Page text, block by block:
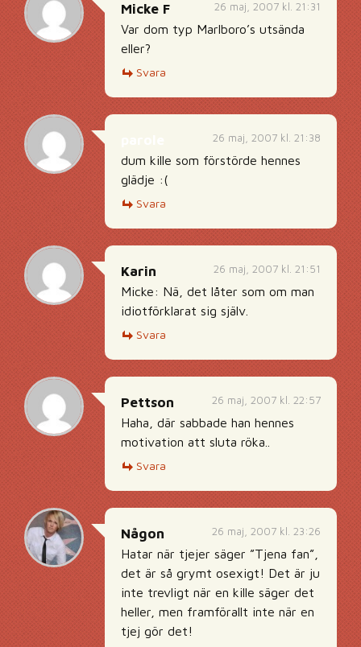
26 maj, 2007 kl. 21:31
Micke F
Var dom typ Marlboro’s utsända
eller?
Svara
26 maj, 2007 kl. 21:38
dum kille som förstörde hennes
glädje :(
Svara
26 maj, 2007 kl. 21:51
Karin
Micke: Nä, det låter som om man
idiotförklarat sig själv.
Svara
26 maj, 2007 kl. 22:57
Pettson
Haha, där sabbade han hennes
motivation att sluta röka..
Svara
26 maj, 2007 kl. 23:26
Någon
Hatar när tjejer säger ”Tjena fan”,
det är så grymt osexigt! Det är ju
inte trevligt när en kille säger det
heller, men framförallt inte när en
tjej gör det!